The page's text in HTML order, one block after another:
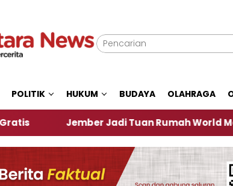
POLITIK HUKUM BUDAYA OLAHRAGA
Jember Jadi Tuan Rumah World Marching